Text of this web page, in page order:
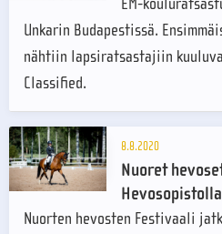
EM-
Unkarin Budapestissä.
nähtiin lapsiratsastajiin
Classified.
8.8.2020
Nuoret
Hevosopistolla
Nuorten hevosten Festivaali